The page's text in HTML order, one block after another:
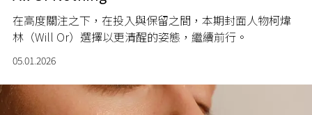
在高度關注之下，在投入與保留之間，本期封面人物柯煒
林（Will Or）選擇以更清醒的姿態，繼續前行。
05.01.2026